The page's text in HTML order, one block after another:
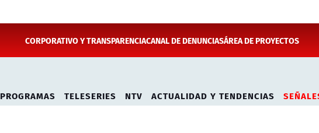
CORPORATIVO Y TRANSPARENCIACANAL DE DENUNCIASÁREA DE PROYECTOS
PROGRAMAS TELESERIES NTV ACTUALIDAD Y TENDENCIAS